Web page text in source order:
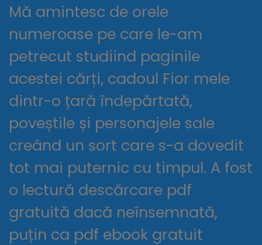
Mă amintesc de orele
numeroase pe care le-am
petrecut studiind paginile
acestei cărți, cadoul Fior mele
dintr-o țară îndepărtată,
poveștile și personajele sale
creând un sort care s-a dovedit
tot mai puternic cu timpul. A fost
o lectură descărcare pdf
gratuită dacă neînsemnată,
puțin ca pdf ebook gratuit